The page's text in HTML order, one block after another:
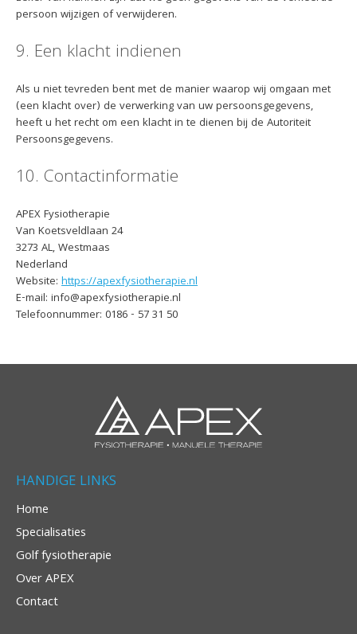
persoon wijzigen of verwijderen.
9. Een klacht indienen
Als u niet tevreden bent met de manier waarop wij omgaan met
(een klacht over) de verwerking van uw persoonsgegevens,
heeft u het recht om een klacht in te dienen bij de Autoriteit
Persoonsgegevens.
10. Contactinformatie
APEX Fysiotherapie
Van Koetsveldlaan 24
3273 AL, Westmaas
Nederland
Website: https://apexfysiotherapie.nl
E-mail: info@apexfysiotherapie.nl
Telefoonnummer: 0186 - 57 31 50
HANDIGE LINKS
Home
Specialisaties
Golf fysiotherapie
Over APEX
Contact